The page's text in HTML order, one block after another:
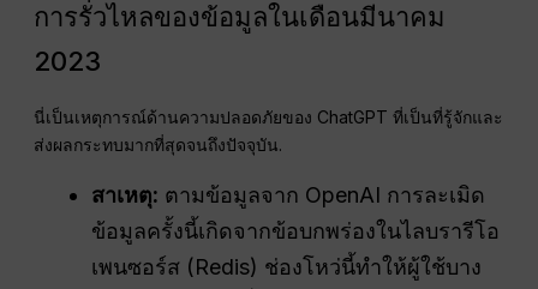
การรั่วไหลของข้อมูลในเดือนมีนาคม
2023
นี่เป็นเหตุการณ์ด้านความปลอดภัยของ ChatGPT ที่เป็นที่รู้จักและ
ส่งผลกระทบมากที่สุดจนถึงปัจจุบัน.
สาเหตุ: ตามข้อมูลจาก OpenAI การละเมิด
ข้อมูลครั้งนี้เกิดจากข้อบกพร่องในไลบรารีโอ
เพนซอร์ส (Redis) ช่องโหว่นี้ทำให้ผู้ใช้บาง